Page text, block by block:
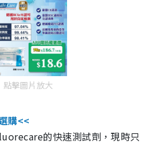
點擊圖片放大
購<<
的快速測試劑，現時只